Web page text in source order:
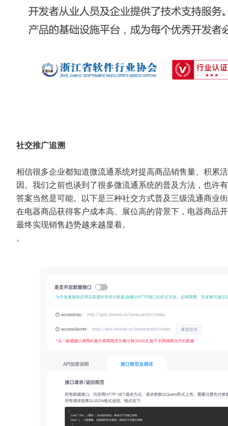
社交推广追溯
相信很多企业都知道微流通系统对提高商品销售量、积累
因。我们之前也谈到了很多微流通系统的普及方法，也许
答案当然是可能。以下是三种社交方式普及三级流通商业
在电器商品获得客户成本高、展位高的背景下，电器商品
最终实现销售趋势越来越显着。
。